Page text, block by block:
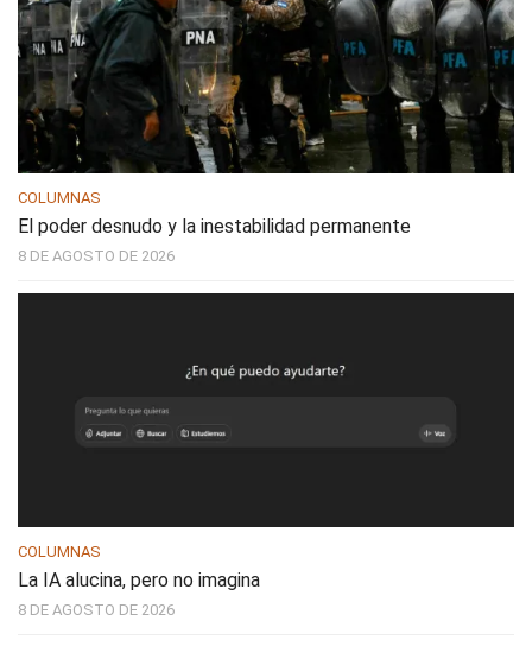
COLUMNAS
El poder desnudo y la inestabilidad permanente
8 DE AGOSTO DE 2026
COLUMNAS
La IA alucina, pero no imagina
8 DE AGOSTO DE 2026